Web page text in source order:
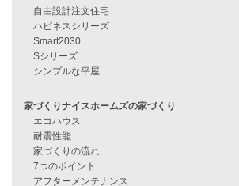
見学会情報
住宅ローン審査に落ちた方・
他社で無理だと言われた方へ
住宅ローンのよくある質問
月収25万円で家を建てる方法